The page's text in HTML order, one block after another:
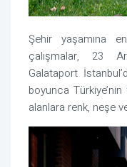
Şehir yaşamına
çalışmalar, 23
Galataport
boyunca
alanlara renk, neşe